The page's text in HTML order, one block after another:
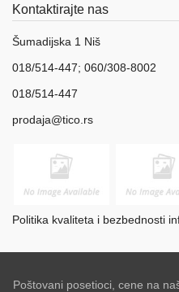
Kontaktirajte nas
Šumadijska 1 Niš
018/514-447; 060/308-8002
018/514-447
prodaja@tico.rs
Politika kvaliteta i bezbednosti
Poštovani posetioci, cene na